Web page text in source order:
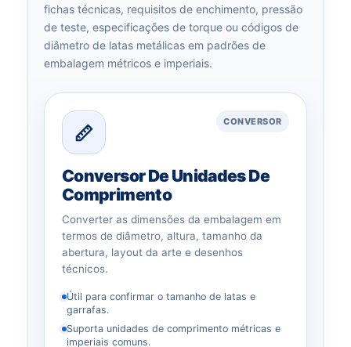
fichas técnicas, requisitos de enchimento, pressão
de teste, especificações de torque ou códigos de
diâmetro de latas metálicas em padrões de
embalagem métricos e imperiais.
CONVERSOR
Conversor De Unidades De
Comprimento
Converter as dimensões da embalagem em
termos de diâmetro, altura, tamanho da
abertura, layout da arte e desenhos
técnicos.
Útil para confirmar o tamanho de latas e
garrafas.
Suporta unidades de comprimento métricas e
imperiais comuns.